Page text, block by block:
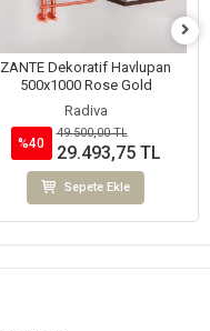
ZANTE Dekoratif Havlupan
500x1000 Rose Gold
Radiva
%40
49.500,00 TL
29.493,75 TL
Sepete Ekle